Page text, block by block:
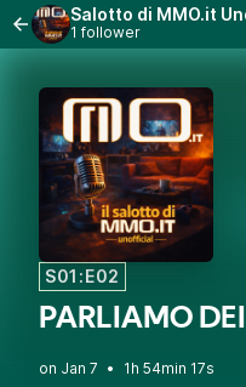
Salotto di MMO.it
1 follower
S01:E02
PARLIAMO
• 1h 54min 17s